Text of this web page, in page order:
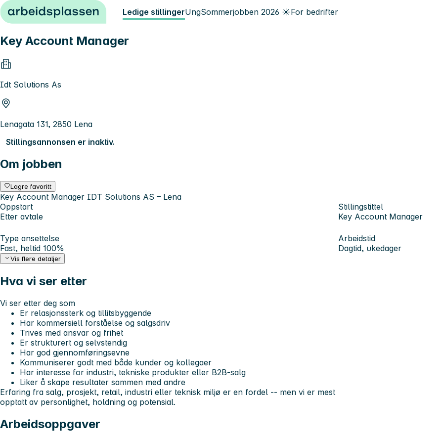
Hopp til innhold Ledige stillingerUngSommerjobben 2026 ☀️For bedrifter
Key Account Manager
Idt Solutions As
Lenagata 131, 2850 Lena
Stillingsannonsen er inaktiv.
Om jobben
Lagre favoritt
Key Account Manager IDT Solutions AS – Lena
Oppstart
Etter avtale
Stillingstittel
Key Account Manager
Type ansettelse
Fast, heltid 100%
Arbeidstid
Dagtid, ukedager
Vis flere detaljer
Hva vi ser etter
Vi ser etter deg som
Er relasjonssterk og tillitsbyggende
Har kommersiell forståelse og salgsdriv
Trives med ansvar og frihet
Er strukturert og selvstendig
Har god gjennomføringsevne
Kommuniserer godt med både kunder og kollegaer
Har interesse for industri, tekniske produkter eller B2B-salg
Liker å skape resultater sammen med andre
Erfaring fra salg, prosjekt, retail, industri eller teknisk miljø er en fordel -- men vi er mest
opptatt av personlighet, holdning og potensial.
Arbeidsoppgaver